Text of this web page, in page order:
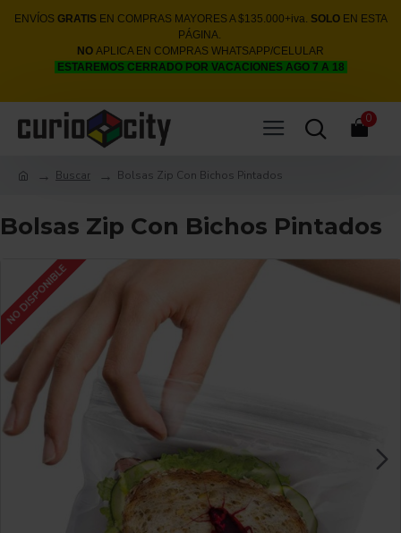
ENVÍOS GRATISEN COMPRAS MAYORES A $135.000+iva. SOLOEN ESTA
PÁGINA.
NO APLICA EN COMPRAS WHATSAPP/CELULAR
ESTAREMOS CERRADO POR VACACIONES AGO 7 A 18
0
Buscar Bolsas Zip Con Bichos Pintados
Bolsas Zip Con Bichos Pintados
NO DISPONIBLE